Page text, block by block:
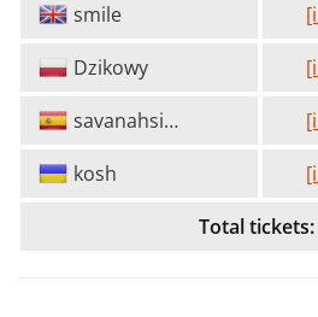
smile
Dzikowy
savanahsierra
kosh
Total tickets: